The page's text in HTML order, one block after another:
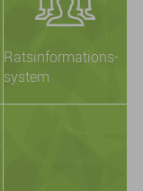
Ratsinformations-
system